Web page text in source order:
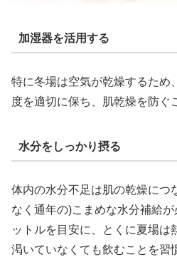
加湿器を活用する
特に冬場は空気が乾燥するため
度を適切に保ち、肌乾燥を防ぐ
水分をしっかり摂る
体内の水分不足は肌の乾燥につ
なく通年の)こまめな水分補給
ットルを目安に、とくに夏場は
渇いていなくても飲むことを習